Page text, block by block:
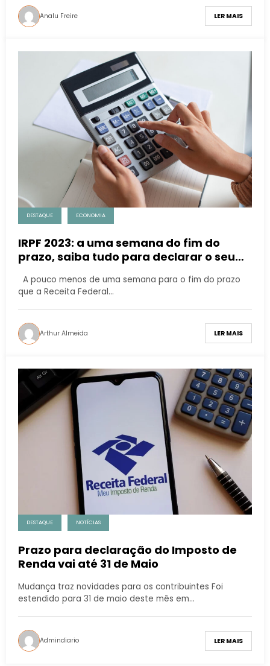
Analu Freire LER MAIS
DESTAQUE ECONOMIA
IRPF 2023: a uma semana do fim do
prazo, saiba tudo para declarar o seu
A pouco menos de uma semana para o fim do prazo
que a Receita Federal…
Arthur Almeida LER MAIS
DESTAQUE NOTÍCIAS
Prazo para declaração do Imposto de
Renda vai até 31 de Maio
Mudança traz novidades para os contribuintes Foi
estendido para 31 de maio deste mês em…
Admindiario LER MAIS